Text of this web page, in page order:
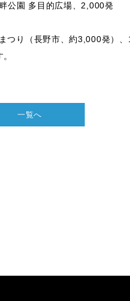
公園 多目的広場、2,000発
つり（長野市、約3,000発）
一覧へ